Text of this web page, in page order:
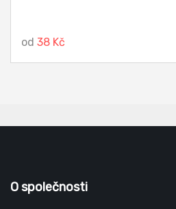
od 38 Kč
O společnosti